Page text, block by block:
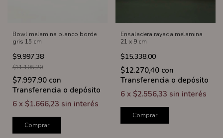
Bowl melamina blanco borde
gris 15 cm
$9.997,38
$11.108,20
$7.997,90 con
Transferencia o depósito
6 x $1.666,23 sin interés
Comprar
Ensaladera rayada melamina
21 x 9 cm
$15.338,00
$12.270,40 con
Transferencia o depósito
6 x $2.556,33 sin interés
Comprar